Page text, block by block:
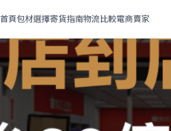
首頁包材選擇寄貨指南物流比較電商賣家